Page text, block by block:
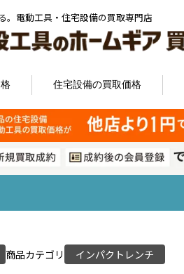
。電動工具・住宅設備の買取専門店
住宅設備の買取価格
商品カテゴリ インパクトレンチ